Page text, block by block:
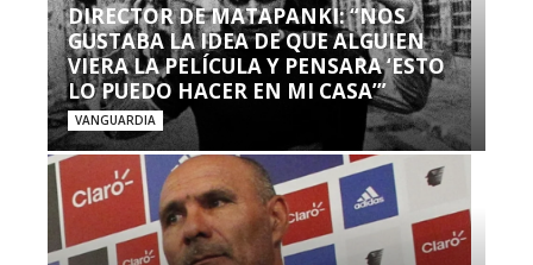
DIRECTOR DE MATAPANKI: “NOS
GUSTABA LA IDEA DE QUE ALGUIEN
VIERA LA PELÍCULA Y PENSARA ‘ESTO
LO PUEDO HACER EN MI CASA’”
VANGUARDIA